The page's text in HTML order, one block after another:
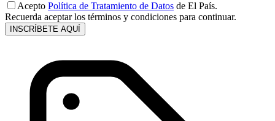
Acepto Política de Tratamiento de Datos de El País.
Recuerda aceptar los términos y condiciones para continuar.
INSCRÍBETE AQUÍ